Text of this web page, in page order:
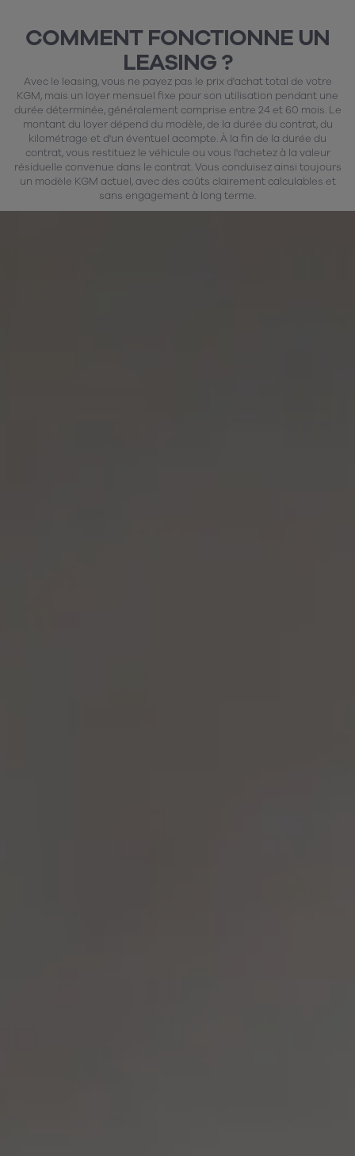
COMMENT FONCTIONNE UN
LEASING ?
Avec le leasing, vous ne payez pas le prix d'achat total de votre
KGM, mais un loyer mensuel fixe pour son utilisation pendant une
durée déterminée, généralement comprise entre 24 et 60 mois. Le
montant du loyer dépend du modèle, de la durée du contrat, du
kilométrage et d'un éventuel acompte. À la fin de la durée du
contrat, vous restituez le véhicule ou vous l'achetez à la valeur
résiduelle convenue dans le contrat. Vous conduisez ainsi toujours
un modèle KGM actuel, avec des coûts clairement calculables et
sans engagement à long terme.